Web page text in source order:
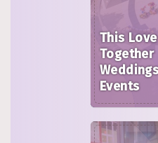
This Love
Together
Events